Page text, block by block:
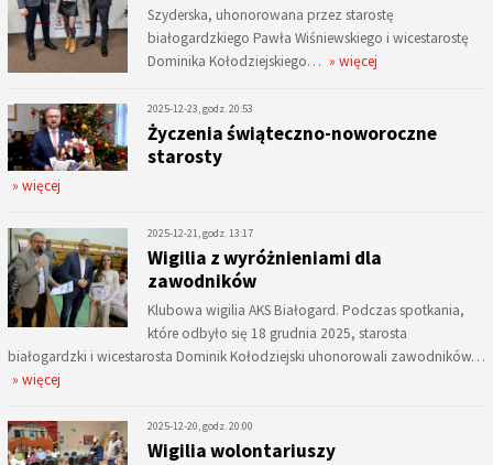
Szyderska, uhonorowana przez starostę
białogardzkiego Pawła Wiśniewskiego i wicestarostę
Dominika Kołodziejskiego… » więcej
2025-12-23, godz. 20:53
Życzenia świąteczno-noworoczne
starosty
» więcej
2025-12-21, godz. 13:17
Wigilia z wyróżnieniami dla
zawodników
Klubowa wigilia AKS Białogard. Podczas spotkania,
które odbyło się 18 grudnia 2025, starosta
białogardzki i wicestarosta Dominik Kołodziejski uhonorowali zawodników…
» więcej
2025-12-20, godz. 20:00
Wigilia wolontariuszy